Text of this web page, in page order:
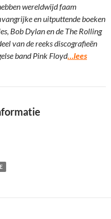
wereldwijd faam
en uitputtende boeken
Bob Dylan en de The Rolling
van de reeks discografieën
band Pink Floyd…lees